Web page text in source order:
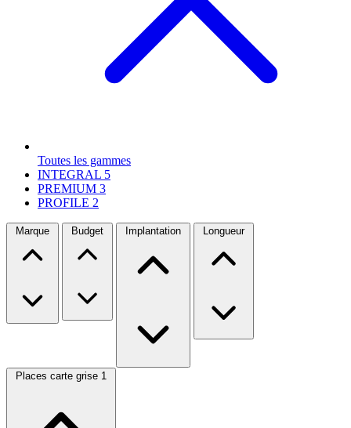
Toutes les gammes
INTEGRAL 5
PREMIUM 3
PROFILE 2
Marque Budget Implantation Longueur
Places carte grise 1